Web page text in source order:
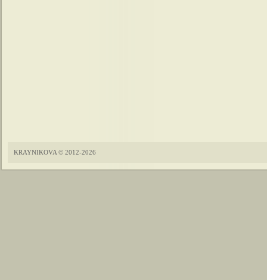
KRAYNIKOVA © 2012-2026